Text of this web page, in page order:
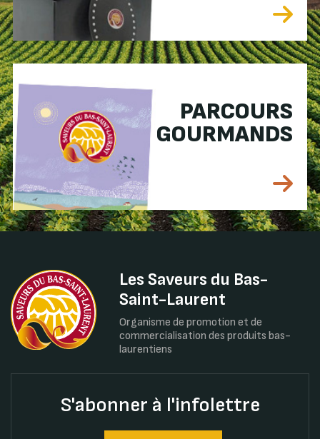
PARCOURS
GOURMANDS
Les Saveurs du Bas-
Saint-Laurent
Organisme de promotion et de
commercialisation des produits bas-
laurentiens
S'abonner à l'infolettre